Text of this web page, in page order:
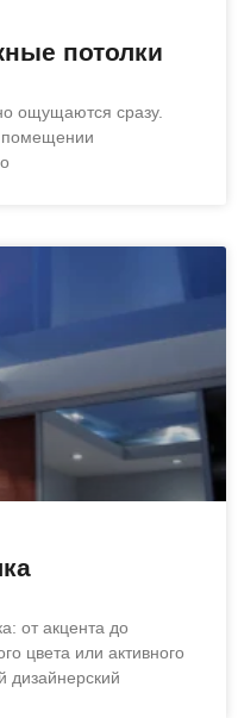
потолки
ощущаются сразу.
помещении
от акцента до
цвета или активного
дизайнерский